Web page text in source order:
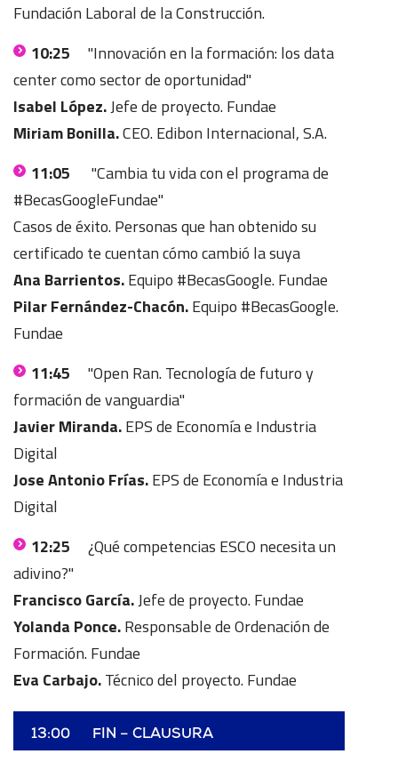
Fundación Laboral de la Construcción.
10:25
"Innovación en la formación: los data
center como sector de oportunidad"
Isabel López.Jefe de proyecto. Fundae
Miriam Bonilla.CEO. Edibon Internacional, S.A.
11:05
"Cambia tu vida con el programa de
#BecasGoogleFundae"
Casos de éxito. Personas que han obtenido su
certificado te cuentan cómo cambió la suya
Ana Barrientos.Equipo #BecasGoogle. Fundae
Pilar Fernández-Chacón.Equipo #BecasGoogle.
Fundae
11:45
"Open Ran. Tecnología de futuro y
formación de vanguardia"
Javier Miranda.EPS de Economía e Industria
Digital
Jose Antonio Frías.EPS de Economía e Industria
Digital
12:25
¿Qué competencias ESCO necesita un
adivino?"
Francisco García.Jefe de proyecto. Fundae
Yolanda Ponce.Responsable de Ordenación de
Formación. Fundae
Eva Carbajo.Técnico del proyecto. Fundae
13:00 FIN – CLAUSURA